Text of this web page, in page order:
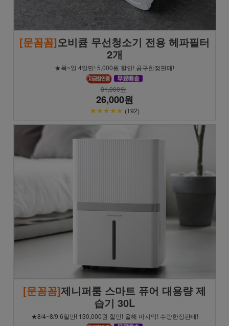
[문꼼꼼]오비큠 무선청소기 전용 헤파필터
2개
★목~일 4일만! 5,000원 할인! 공구한정판매!
31,000원
26,000원
★★★★★ (192)
[문꼼꼼]제니퍼룸 스마트 퓨어 대용량 제
습기 30L
★8/4~8/9 6일만! 130,000원 할인! 올해 마지막! 수량한정판매!